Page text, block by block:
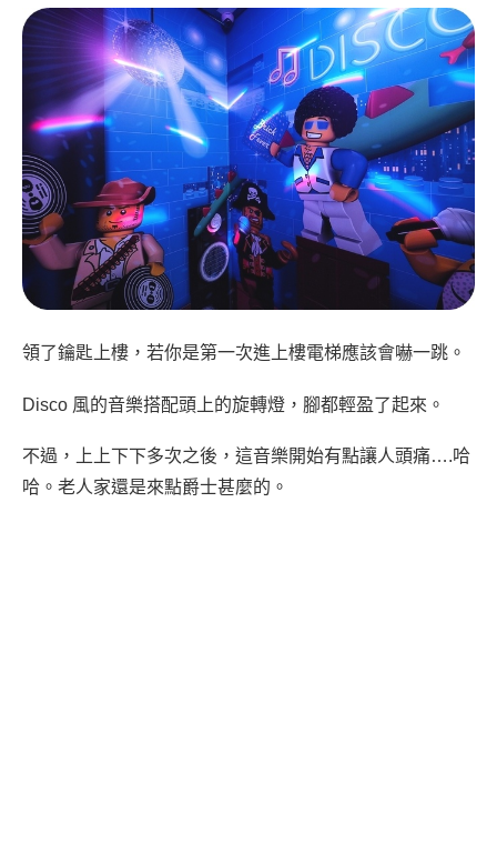
領了鑰匙上樓，若你是第一次進上樓電梯應該會嚇一跳。
Disco 風的音樂搭配頭上的旋轉燈，腳都輕盈了起來。
不過，上上下下多次之後，這音樂開始有點讓人頭痛….哈
哈。老人家還是來點爵士甚麼的。